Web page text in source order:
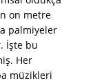
on metre
palmiyeler
İşte bu
Her
müzikleri